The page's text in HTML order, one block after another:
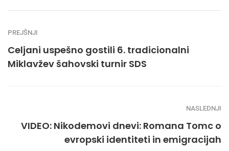
PREJŠNJI
Celjani uspešno gostili 6. tradicionalni
Miklavžev šahovski turnir SDS
NASLEDNJI
VIDEO: Nikodemovi dnevi: Romana Tomc o
evropski identiteti in emigracijah